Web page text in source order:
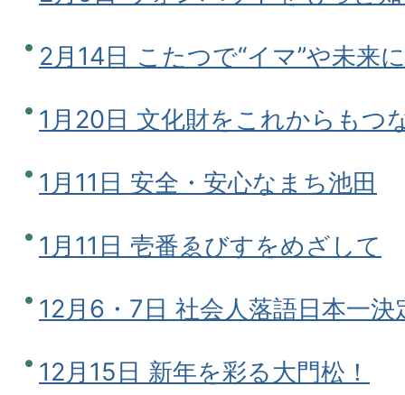
2月14日 こたつで“イマ”や未来
1月20日 文化財をこれからもつ
1月11日 安全・安心なまち池田
1月11日 壱番ゑびすをめざして
12月6・7日 社会人落語日本一決
12月15日 新年を彩る大門松！